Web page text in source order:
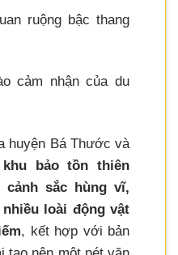
ruộng bậc thang
cảm nhận của du
huyện Bá Thước và
bảo tồn thiên
sắc hùng vĩ,
loài động vật
, kết hợp với bản